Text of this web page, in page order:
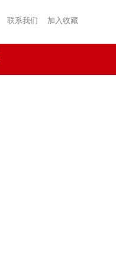
联系我们 加入收藏